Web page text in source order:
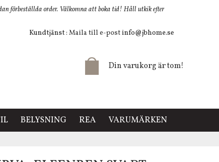
förbeställda order. Välkomna att boka tid! Håll utkik efter
Kundtjänst: Maila till e-post info@jbhome.se
Din varukorg är tom!
BELYSNING REA VARUMÄRKEN